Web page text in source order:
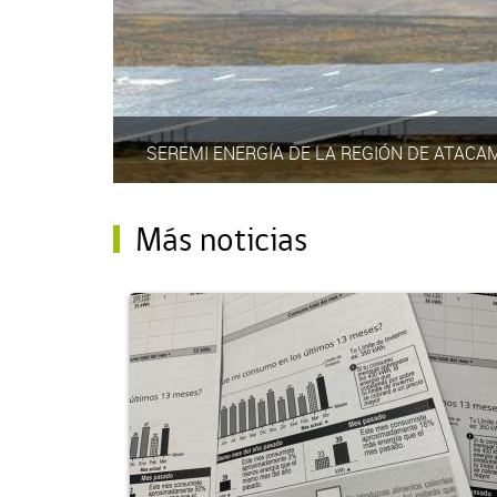
SEREMI ENERGÍA DE LA REGIÓN DE
Más noticias